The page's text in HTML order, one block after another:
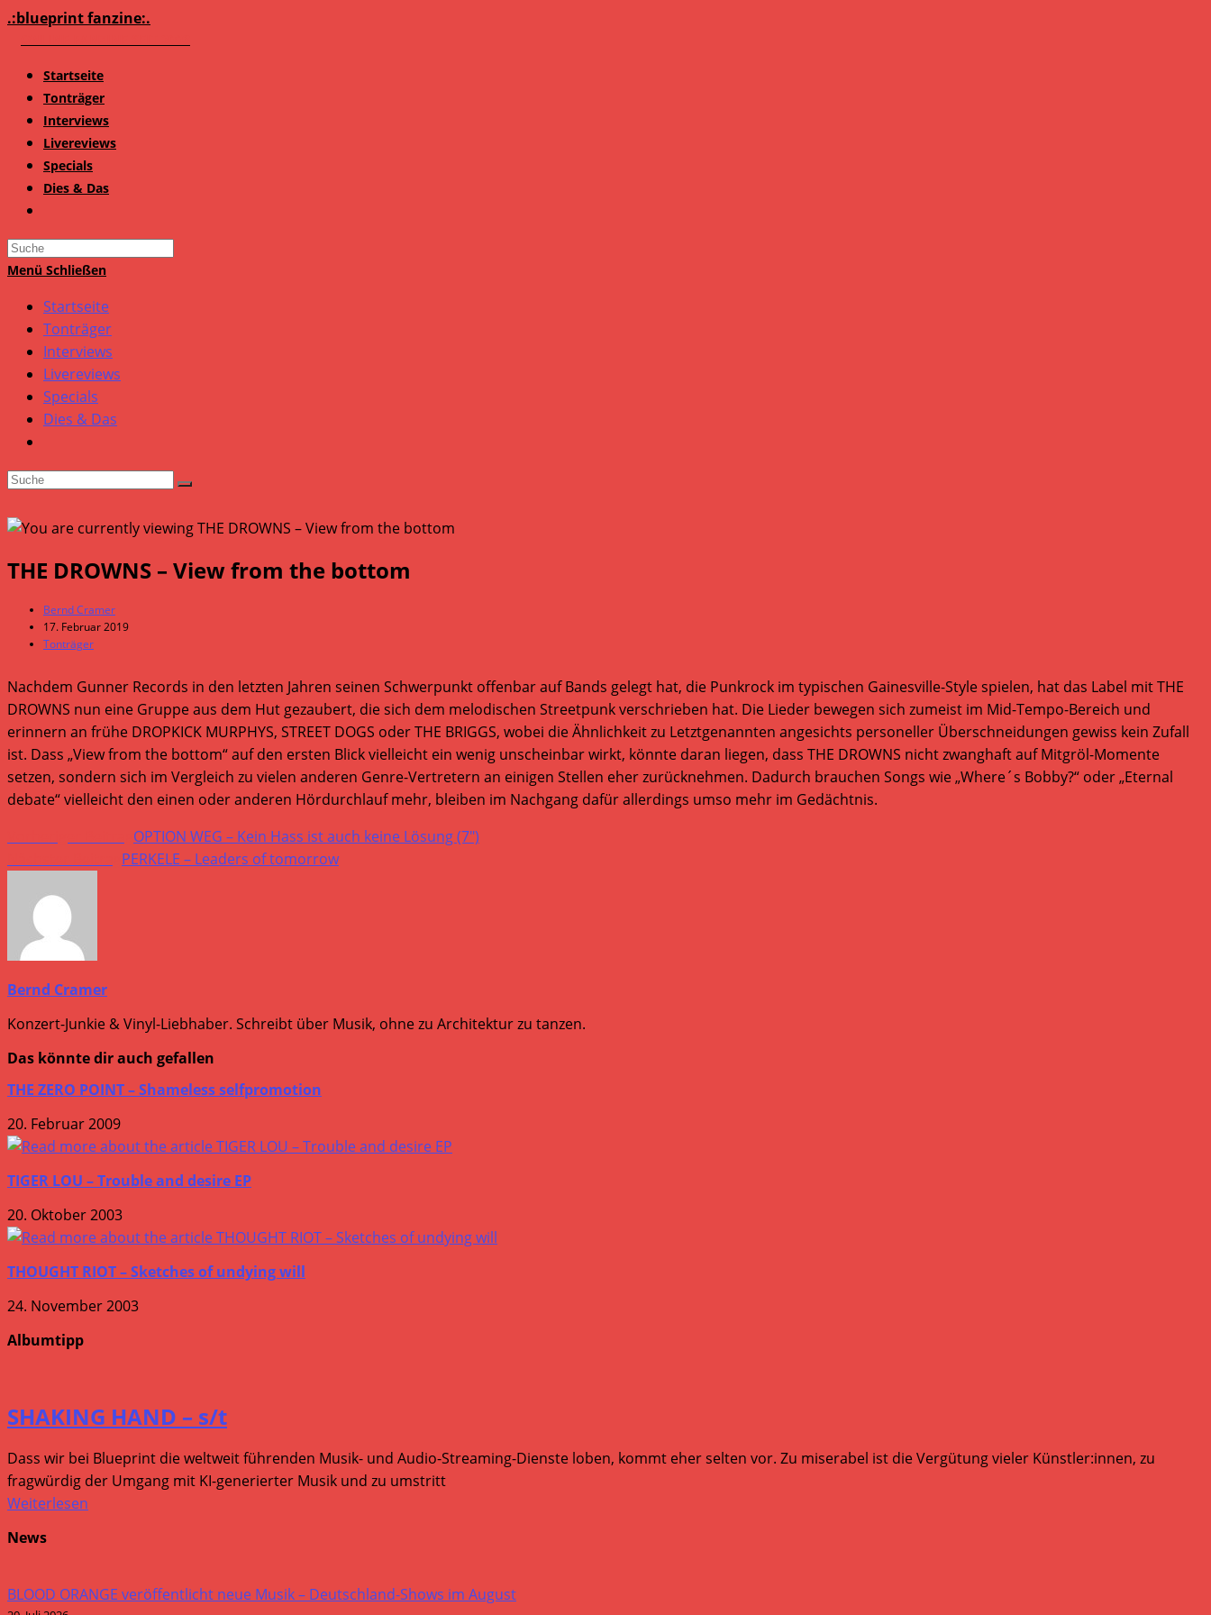
Zum
.:blueprint fanzine:.
Startseite
Tonträger
Interviews
Livereviews
Specials
Dies & Das
Search
this
Menü Schließen
Startseite
Tonträger
Interviews
Livereviews
Specials
Dies & Das
THE DROWNS – View from the bottom
Beitrags-
Autor:
Bernd Cramer
Beitrag
veröffentlicht:
17. Februar 2019
Beitrags-
Tonträger
Nachdem Gunner Records in den letzten Jahren seinen Schwerpunkt offenbar auf Bands gelegt hat, die Punkrock im typischen Gainesville-Style spielen, hat das Label mit THE
DROWNS nun eine Gruppe aus dem Hut gezaubert, die sich dem melodischen Streetpunk verschrieben hat. Die Lieder bewegen sich zumeist im Mid-Tempo-Bereich und
erinnern an frühe DROPKICK MURPHYS, STREET DOGS oder THE BRIGGS, wobei die Ähnlichkeit zu Letztgenannten angesichts personeller Überschneidungen gewiss kein Zufall
ist. Dass „View from the bottom“ auf den ersten Blick vielleicht ein wenig unscheinbar wirkt, könnte daran liegen, dass THE DROWNS nicht zwanghaft auf Mitgröl-Momente
setzen, sondern sich im Vergleich zu vielen anderen Genre-Vertretern an einigen Stellen eher zurücknehmen. Dadurch brauchen Songs wie „Where´s Bobby?“ oder „Eternal
debate“ vielleicht den einen oder anderen Hördurchlauf mehr, bleiben im Nachgang dafür allerdings umso mehr im Gedächtnis.
Weitere
Artikel
ansehen
OPTION WEG – Kein Hass ist auch keine Lösung (7″)
PERKELE – Leaders of tomorrow
Bernd Cramer
Konzert-Junkie & Vinyl-Liebhaber. Schreibt über Musik, ohne zu Architektur zu tanzen.
Das könnte dir auch gefallen
THE ZERO POINT – Shameless selfpromotion
20. Februar 2009
TIGER LOU – Trouble and desire EP
20. Oktober 2003
THOUGHT RIOT – Sketches of undying will
24. November 2003
Albumtipp
SHAKING HAND – s/t
Dass wir bei Blueprint die weltweit führenden Musik- und Audio-Streaming-Dienste loben, kommt eher selten vor. Zu miserabel ist die Vergütung vieler Künstler:innen, zu
fragwürdig der Umgang mit KI-generierter Musik und zu umstritt
Weiterlesen
News
BLOOD ORANGE veröffentlicht neue Musik – Deutschland-Shows im August